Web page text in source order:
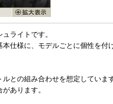
ライトです。
仕様に、モデルごとに個性を付
との組み合わせを想定しています
あります。